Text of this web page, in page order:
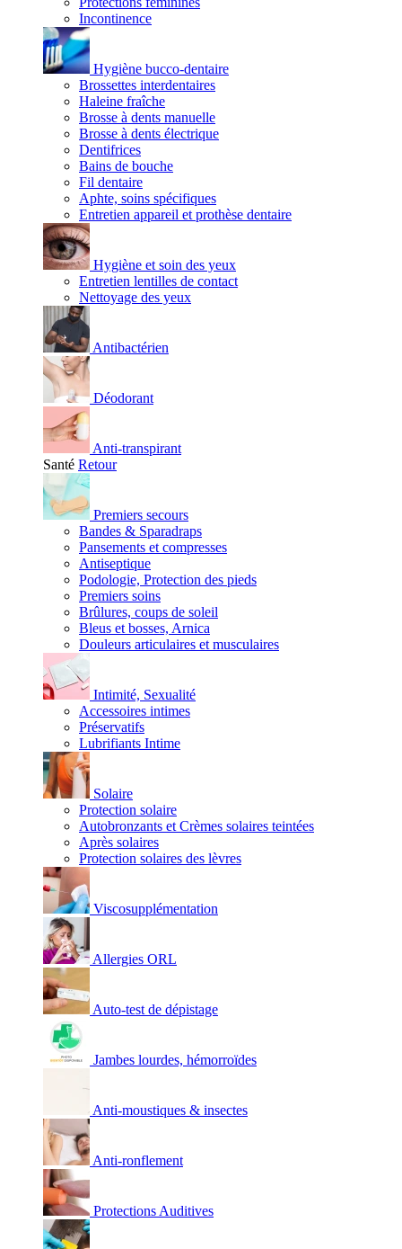
Incontinence
Hygiène bucco-dentaire
Brossettes interdentaires
Haleine fraîche
Brosse à dents manuelle
Brosse à dents électrique
Dentifrices
Bains de bouche
Fil dentaire
Aphte, soins spécifiques
Entretien appareil et prothèse dentaire
Hygiène et soin des yeux
Entretien lentilles de contact
Nettoyage des yeux
Antibactérien
Déodorant
Anti-transpirant
Santé Retour
Premiers secours
Bandes & Sparadraps
Pansements et compresses
Antiseptique
Podologie, Protection des pieds
Premiers soins
Brûlures, coups de soleil
Bleus et bosses, Arnica
Douleurs articulaires et musculaires
Intimité, Sexualité
Accessoires intimes
Préservatifs
Lubrifiants Intime
Solaire
Protection solaire
Autobronzants et Crèmes solaires teintées
Après solaires
Protection solaires des lèvres
Viscosupplémentation
Allergies ORL
Auto-test de dépistage
Jambes lourdes, hémorroïdes
Anti-moustiques & insectes
Anti-ronflement
Protections Auditives